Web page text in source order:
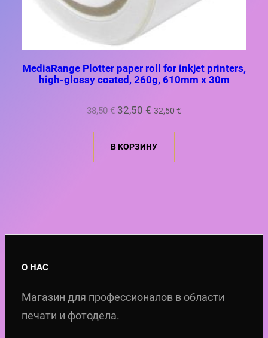
MediaRange Plotter paper roll for inkjet printers,
high-glossy coated, 260g, 610mm x 30m
38,50€ Первоначальная
составляла
38,50 €.
32,50 € Текущая
32,50 €.
32,50 €
В КОРЗИНУ
О НАС
Магазин для профессионалов в области
печати и фотодела.